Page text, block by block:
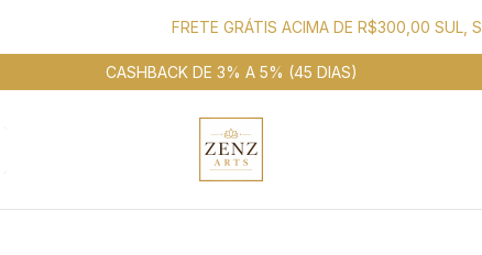
FRETE GRÁTIS ACIMA DE R$300,00 SUL,
CASHBACK DE 3% A 5% (45 DIAS)